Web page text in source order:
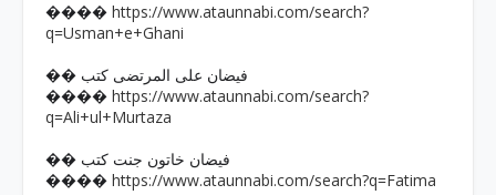
���� https://www.ataunnabi.com/search?
q=Usman+e+Ghani
�� فیضان علی المرتضی کتب
���� https://www.ataunnabi.com/search?
q=Ali+ul+Murtaza
�� فیضان خاتون جنت کتب
���� https://www.ataunnabi.com/search?q=Fatima